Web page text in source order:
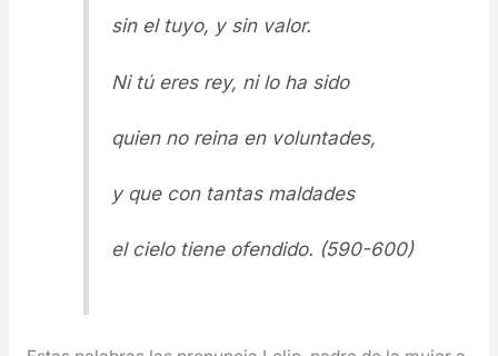
sin el tuyo, y sin valor.
Ni tú eres rey, ni lo ha sido
quien no reina en voluntades,
y que con tantas maldades
el cielo tiene ofendido. (590-600)